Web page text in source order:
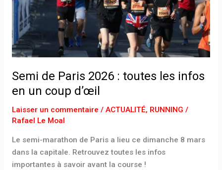
Semi de Paris 2026 : toutes les infos
en un coup d’œil
Laisser un commentaire / ACTUALITÉ, RUNNING /
Rafael Le Moal
Le semi-marathon de Paris a lieu ce dimanche 8 mars
dans la capitale. Retrouvez toutes les infos
importantes à savoir avant la course !
les
infos
en
un
coup